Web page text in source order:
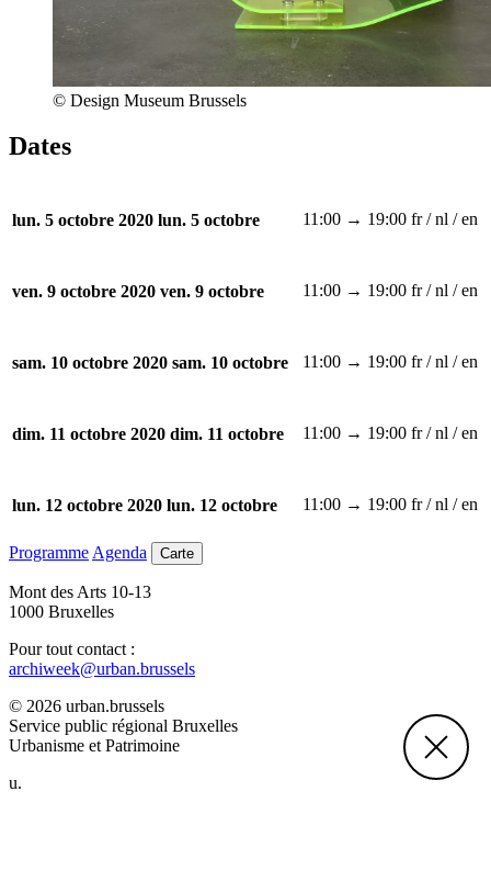
© Design Museum Brussels
Dates
lun. 5 octobre 2020 lun. 5 octobre 11:00 → 19:00 fr / nl / en
ven. 9 octobre 2020 ven. 9 octobre 11:00 → 19:00 fr / nl / en
sam. 10 octobre 2020 sam. 10 octobre 11:00 → 19:00 fr / nl / en
dim. 11 octobre 2020 dim. 11 octobre 11:00 → 19:00 fr / nl / en
lun. 12 octobre 2020 lun. 12 octobre 11:00 → 19:00 fr / nl / en
Programme Agenda Carte
Mont des Arts 10-13
1000 Bruxelles
Pour tout contact :
archiweek@urban.brussels
© 2026 urban.brussels
Service public régional Bruxelles
Urbanisme et Patrimoine
u.